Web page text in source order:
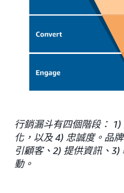
行銷漏斗有四個階段：
化，以及 4) 忠誠度。品
引顧客、2) 提供資訊、
動。